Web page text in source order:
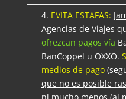
4. EVITA ESTAFAS:
Agencias de Viajes
ofrezcan pagos vía
BanCoppel u OXXO.
medios de pago
que no es posible
ni mucho menos (al